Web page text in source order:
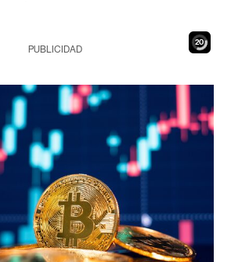
18
PUBLICIDAD